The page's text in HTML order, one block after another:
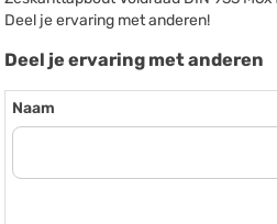
Deel je ervaring met anderen!
Deel je ervaring met anderen
Naam